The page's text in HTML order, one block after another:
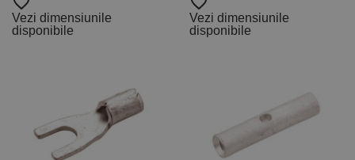
Vezi dimensiunile
disponibile
Vezi dimensiunile
disponibile